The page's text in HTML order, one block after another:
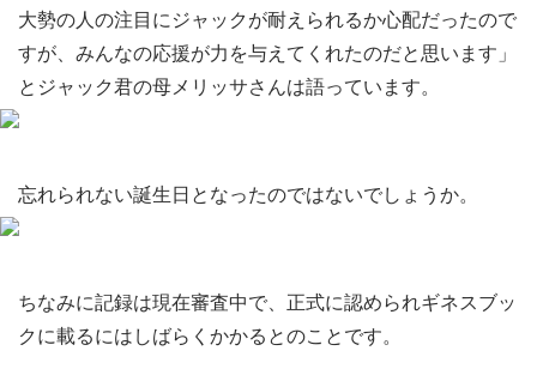
大勢の人の注目にジャックが耐えられるか心配だったので
すが、みんなの応援が力を与えてくれたのだと思います」
とジャック君の母メリッサさんは語っています。
忘れられない誕生日となったのではないでしょうか。
ちなみに記録は現在審査中で、正式に認められギネスブッ
クに載るにはしばらくかかるとのことです。